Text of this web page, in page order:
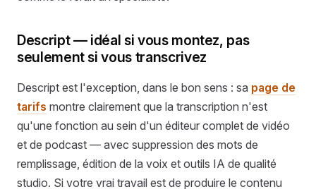
Descript — idéal si vous montez, pas
seulement si vous transcrivez
Descript est l'exception, dans le bon sens : sa page de
tarifs montre clairement que la transcription n'est
qu'une fonction au sein d'un éditeur complet de vidéo
et de podcast — avec suppression des mots de
remplissage, édition de la voix et outils IA de qualité
studio. Si votre vrai travail est de produire le contenu